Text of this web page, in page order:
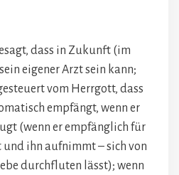
dass in Zukunft (im
eigener Arzt sein kann;
vom Herrgott, dass
empfängt, wenn er
(wenn er empfänglich für
ihn aufnimmt – sich von
durchfluten lässt); wenn